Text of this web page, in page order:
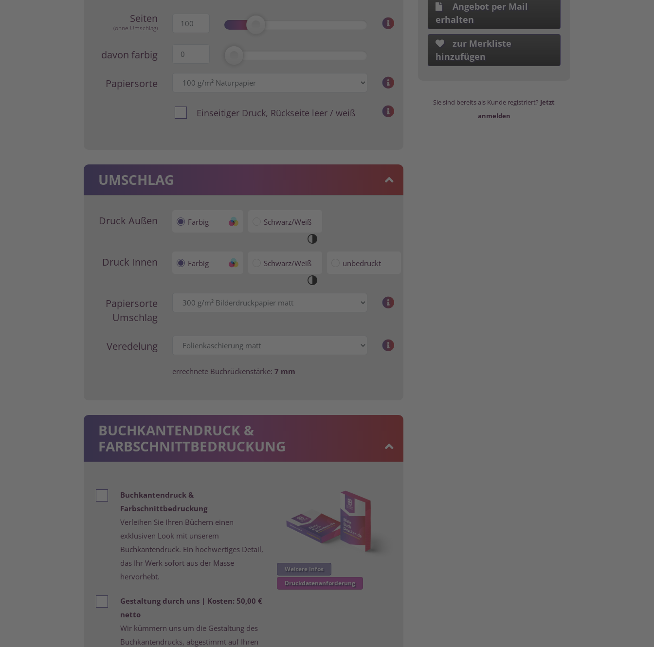
Seiten
(ohne Umschlag)
davon farbig
Papiersorte
Einseitiger Druck, Rückseite leer / weiß
UMSCHLAG
Druck Außen Farbig Schwarz/Weiß
Druck Innen Farbig Schwarz/Weiß unbedruckt
Papiersorte
Umschlag
Veredelung
errechnete Buchrückenstärke: 7 mm
BUCHKANTENDRUCK &
FARBSCHNITTBEDRUCKUNG
Buchkantendruck &
Farbschnittbedruckung
Verleihen Sie Ihren Büchern einen
exklusiven Look mit unserem
Buchkantendruck. Ein hochwertiges Detail,
das Ihr Werk sofort aus der Masse
hervorhebt.
Gestaltung durch uns | Kosten: 50,00 €
netto
Wir kümmern uns um die Gestaltung des
Buchkantendrucks, abgestimmt auf Ihren
Weitere Infos
Druckdatenanforderung
Angebot per Mail
erhalten
zur Merkliste
hinzufügen
Sie sind bereits als Kunde registriert? Jetzt
anmelden